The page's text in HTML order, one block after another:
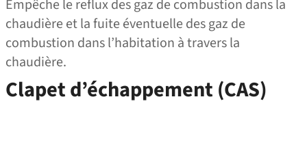
Empêche le reflux des gaz de combustion dans la
chaudière et la fuite éventuelle des gaz de
combustion dans l’habitation à travers la
chaudière.
Clapet d’échappement (CAS)